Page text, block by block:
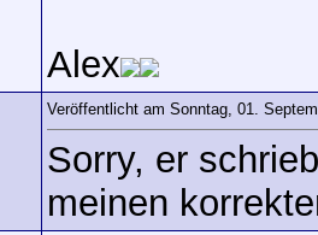
Alex
Veröffentlicht am Sonntag, 01.
Sorry, er
meinen